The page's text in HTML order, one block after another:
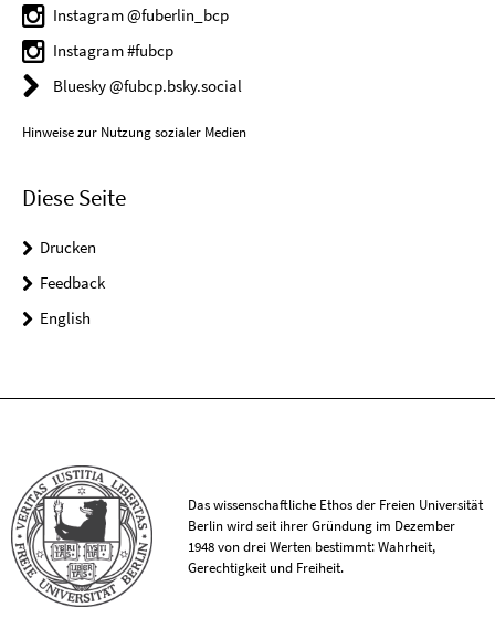
Instagram @fuberlin_bcp
Instagram #fubcp
Bluesky @fubcp.bsky.social
Hinweise zur Nutzung sozialer Medien
Diese Seite
Drucken
Feedback
English
Das wissenschaftliche Ethos der Freien Universität
Berlin wird seit ihrer Gründung im Dezember
1948 von drei Werten bestimmt: Wahrheit,
Gerechtigkeit und Freiheit.